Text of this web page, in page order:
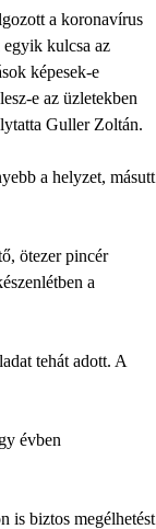
a koronavírus
egyik kulcsa az
képesek-e
e az üzletekben
Guller Zoltán.
a helyzet, másutt
ötezer pincér
a
tehát adott. A
évben
is biztos megélhetést